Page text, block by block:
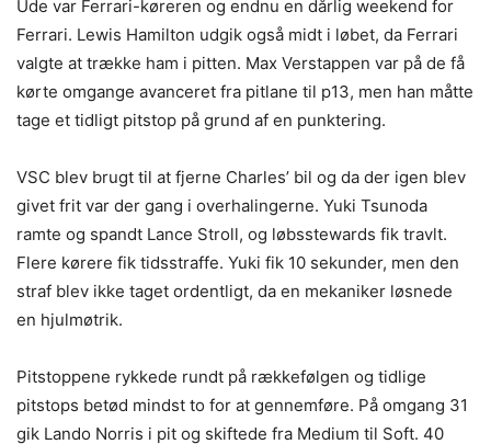
Oscar Piastri rammer Kimi Antonelli, der rammer Charles Leclerc, der udgår.
Copyright McLaren Media
Ude var Ferrari-køreren og endnu en dårlig weekend for
Ferrari. Lewis Hamilton udgik også midt i løbet, da Ferrari
valgte at trække ham i pitten. Max Verstappen var på de få
kørte omgange avanceret fra pitlane til p13, men han måtte
tage et tidligt pitstop på grund af en punktering.
VSC blev brugt til at fjerne Charles’ bil og da der igen blev
givet frit var der gang i overhalingerne. Yuki Tsunoda
ramte og spandt Lance Stroll, og løbsstewards fik travlt.
Flere kørere fik tidsstraffe. Yuki fik 10 sekunder, men den
straf blev ikke taget ordentligt, da en mekaniker løsnede
en hjulmøtrik.
Pitstoppene rykkede rundt på rækkefølgen og tidlige
pitstops betød mindst to for at gennemføre. På omgang 31
gik Lando Norris i pit og skiftede fra Medium til Soft. 40